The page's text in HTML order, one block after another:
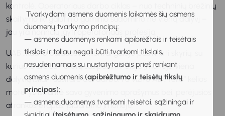
Tvarkydami asmens duomenis laikomės šių asmens
duomenų tvarkymo principų:
— asmens duomenys renkami apibrėžtais ir teisėtais
tikslais ir toliau negali būti tvarkomi tikslais,
nesuderinamais su nustatytaisiais prieš renkant
asmens duomenis (apibrėžtumo ir teisėtų tikslų
principas);
— asmens duomenys tvarkomi teisėtai, sąžiningai ir
kontrolė. Operatoriaus darbo ciklas – nuo techninių brėžinių
skaitymo iki galutinio gaminio sudomino ne vieną dalyvį –
jau yra norinčių įgyti operatoriaus profesiją.
UAB „Kauno balduose“ klientai galėjo pasirinkti skyrių, su
kuriuo iš arčiau norėtų susipažinti. Šioje įmonėje viena
dalyvių iškart susitarė dėl darbo. Po vizito AB „Telia“ kelios
moterys išsiuntė savo gyvenimo aprašymus bei, perėjusios
atrankos etapus, įsidarbino įmonėje.